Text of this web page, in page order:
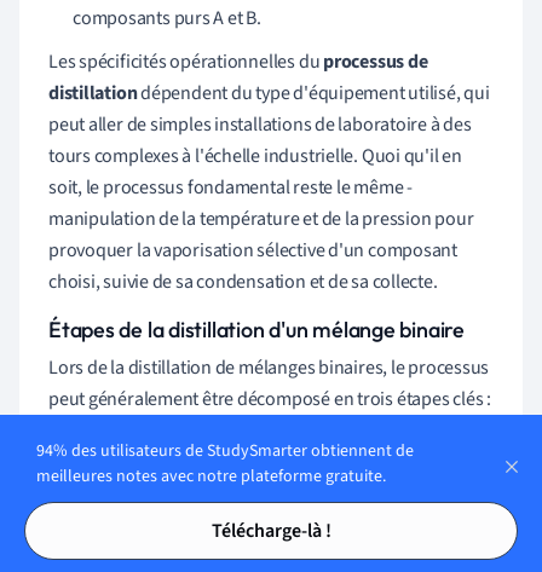
Tables des matières
Tables des matières
composants purs A et B.
Les spécificités opérationnelles duprocessus de
distillationdépendent du type d'équipement utilisé, qui
peut aller de simples installations de laboratoire à des
tours complexes à l'échelle industrielle. Quoi qu'il en
soit, le processus fondamental reste le même -
manipulation de la température et de la pression pour
provoquer la vaporisation sélective d'un composant
choisi, suivie de sa condensation et de sa collecte.
Étapes de la distillation d'un mélange binaire
Lors de la distillation de mélanges binaires, le processus
peut généralement être décomposé en trois étapes clés :
L'étape duchauffageconsiste à élever la température du
mélange binaire. Il faut veiller à ce que cette montée en
température soit lente et régulière, afin d'aider le
94% des utilisateurs de StudySmarter obtiennent de
meilleures notes avec notre plateforme gratuite.
Télécharge-là !